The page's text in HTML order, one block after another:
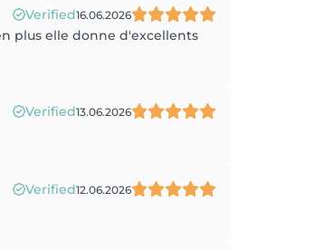
Verified16.06.2026
plus elle donne d'excellents
Verified13.06.2026
Verified12.06.2026